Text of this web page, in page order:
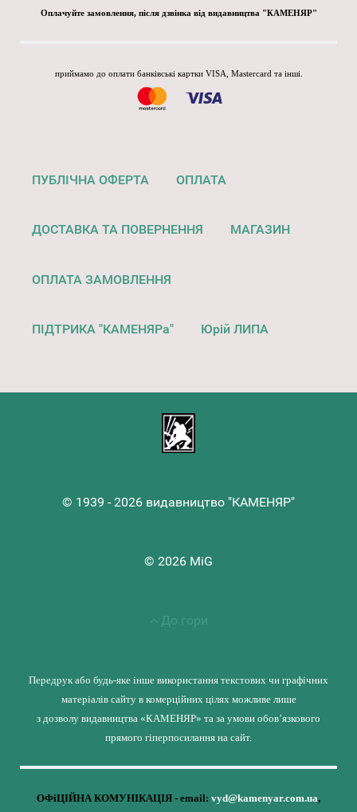
Оплачуйте замовлення, після дзвінка від видавництва "КАМЕНЯР"
приймамо до оплати банківські картки VISA, Mastercard та інші.
ПУБЛІЧНА ОФЕРТА ОПЛАТА
ДОСТАВКА ТА ПОВЕРНЕННЯ МАГАЗИН
ОПЛАТА ЗАМОВЛЕННЯ
ПІДТРИКА "КАМЕНЯРа" Юрій ЛИПА
© 1939 - 2026 видавництво "КАМЕНЯР"
© 2026 MiG
До гори
Передрук або будь-яке інше використання текстових чи графічних
матеріалів сайту в комерційних цілях можливе лише
з дозволу видавництва «КАМЕНЯР» та за умови обов’язкового
прямого гіперпосилання на сайт.
ОФіЦІЙНА КОМУНІКАЦІЯ - email: vyd@kamenyar.com.ua,